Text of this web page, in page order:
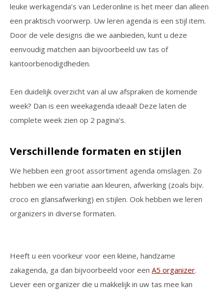
leuke werkagenda’s van Lederonline is het meer dan alleen
een praktisch voorwerp. Uw leren agenda is een stijl item.
Door de vele designs die we aanbieden, kunt u deze
eenvoudig matchen aan bijvoorbeeld uw tas of
kantoorbenodigdheden.
Een duidelijk overzicht van al uw afspraken de komende
week? Dan is een weekagenda ideaal! Deze laten de
complete week zien op 2 pagina's.
Verschillende formaten en stijlen
We hebben een groot assortiment agenda omslagen. Zo
hebben we een variatie aan kleuren, afwerking (zoals bijv.
croco en glansafwerking) en stijlen. Ook hebben we leren
organizers in diverse formaten.
Heeft u een voorkeur voor een kleine, handzame
zakagenda, ga dan bijvoorbeeld voor een A5 organizer.
Liever een organizer die u makkelijk in uw tas mee kan